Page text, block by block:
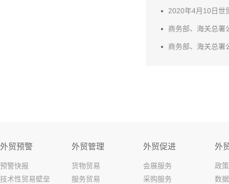
2020年4月10日世
商务部、海关总署
商务部、海关总署
外贸预警
预警快报
技术性贸易壁垒
外贸管理
货物贸易
服务贸易
外贸促进
会展服务
采购服务
外
政
数